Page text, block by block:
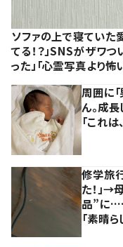
ソファの上で寝ていた
てる！？」SNSがザワつ
った」「心霊写真より怖
周囲に
ん。成
「これ
修学旅
た！」→
品”に……
「素晴ら